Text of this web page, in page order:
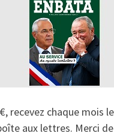
recevez chaque mois
aux lettres. Merci